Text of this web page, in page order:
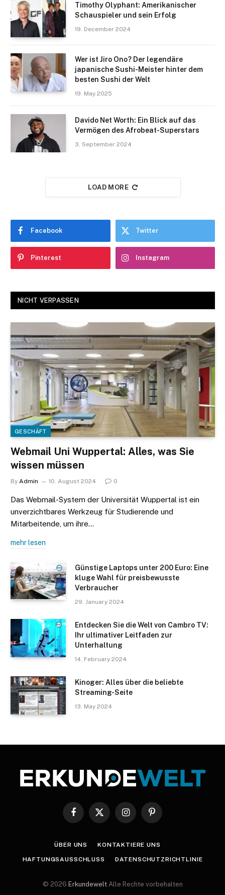
Timothy Olyphant: Amerikanischer
Schauspieler und sein Erfolg
19. December 2024
Wer ist Jiro Ono? Der legendäre
japanische Sushi-Meister hinter dem
besten Sushi der Welt
19. May 2025
Davido Net Worth: Ein Blick auf das
Vermögen des Afrobeat-Superstars
3. September 2024
LOAD MORE
Facebook Twitter
Pinterest Instagram
NICHT VERPASSEN
GESCHÄFT
Webmail Uni Wuppertal: Alles, was Sie
wissen müssen
By Admin 10. August 2024 0
Das Webmail-System der Universität Wuppertal ist ein
unverzichtbares Werkzeug für Studierende und
Mitarbeitende, um ihre…
mehr lesen
Günstige Laptops unter 200 Euro: Eine
kluge Wahl für preisbewusste
Verbraucher
29. January 2024
Entdecken Sie die Welt von Cambro TV:
Ihr ultimativer Leitfaden zur
Unterhaltung
14. February 2024
Kinoger: Alles über die beliebte
Streaming-Seite
13. May 2024
Facebook
X
InstagramPinterest
ÜBER UNS KONTAKTIERE UNS
HAFTUNGSAUSSCHLUSS DATENSCHUTZRICHTLINIE
© 2026 Erkundewelt Alle Rechte vorbehalten